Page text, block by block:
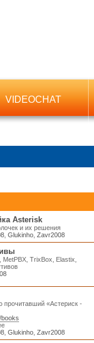
VIDEOCHAT
Asterisk
и их решения
, Glukinho, Zavr2008
TrixBox, Elastix,
прочитавший «Астериск -
, Glukinho, Zavr2008